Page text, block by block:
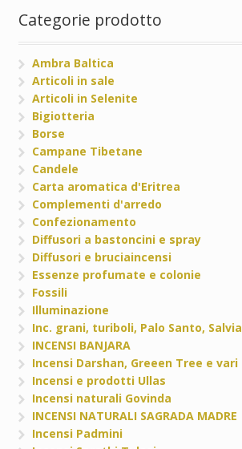
Categorie prodotto
Ambra Baltica
Articoli in sale
Articoli in Selenite
Bigiotteria
Borse
Campane Tibetane
Candele
Carta aromatica d'Eritrea
Complementi d'arredo
Confezionamento
Diffusori a bastoncini e spray
Diffusori e bruciaincensi
Essenze profumate e colonie
Fossili
Illuminazione
Inc. grani, turiboli, Palo Santo, Salvia
INCENSI BANJARA
Incensi Darshan, Greeen Tree e vari
Incensi e prodotti Ullas
Incensi naturali Govinda
INCENSI NATURALI SAGRADA MADRE
Incensi Padmini